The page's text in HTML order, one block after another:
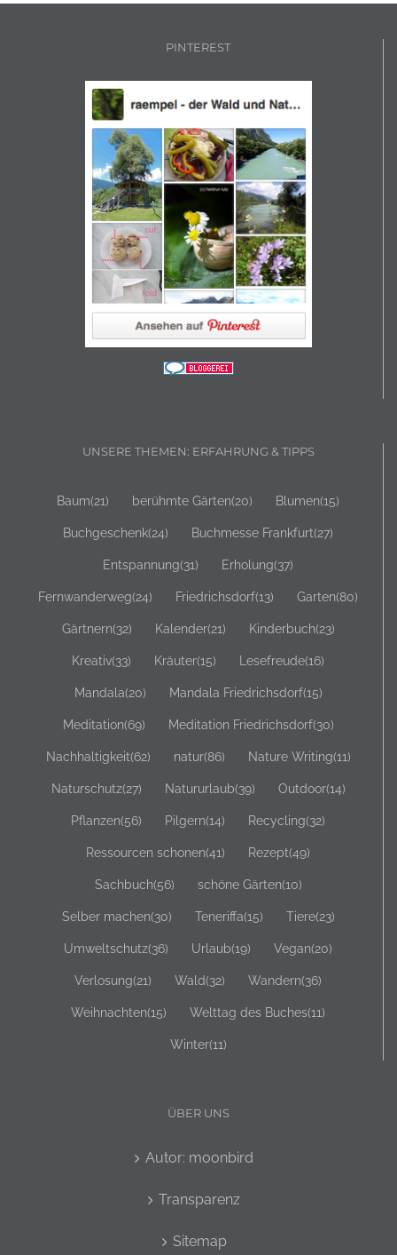
Januar
PINTEREST
UNSERE THEMEN: ERFAHRUNG & TIPPS
Baum(21) berühmte Gärten(20) Blumen(15)
Buchgeschenk(24) Buchmesse Frankfurt(27)
Entspannung(31) Erholung(37)
Fernwanderweg(24) Friedrichsdorf(13) Garten(80)
Gärtnern(32) Kalender(21) Kinderbuch(23)
Kreativ(33) Kräuter(15) Lesefreude(16)
Mandala(20) Mandala Friedrichsdorf(15)
Meditation(69) Meditation Friedrichsdorf(30)
Nachhaltigkeit(62) natur(86) Nature Writing(11)
Naturschutz(27) Natururlaub(39) Outdoor(14)
Pflanzen(56) Pilgern(14) Recycling(32)
Ressourcen schonen(41) Rezept(49)
Sachbuch(56) schöne Gärten(10)
Selber machen(30) Teneriffa(15) Tiere(23)
Umweltschutz(36) Urlaub(19) Vegan(20)
Verlosung(21) Wald(32) Wandern(36)
Weihnachten(15) Welttag des Buches(11)
Winter(11)
ÜBER UNS
Autor: moonbird
Transparenz
Sitemap